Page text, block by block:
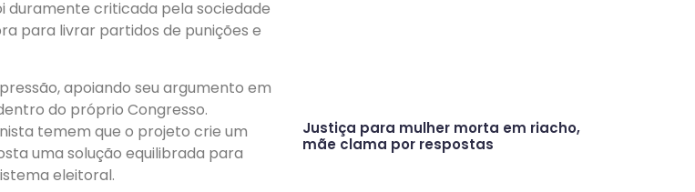
duramente criticada pela sociedade
para livrar partidos de punições e
apoiando seu argumento em
do próprio Congresso.
temem que o projeto crie um
uma solução equilibrada para
eleitoral.
Justiça para mulher morta em riacho,
mãe clama por respostas